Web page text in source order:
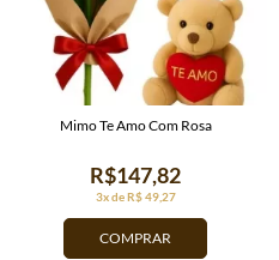
COMPRAR
3x de R$ 49,27
R$147,82
Mimo Te Amo Com Rosa